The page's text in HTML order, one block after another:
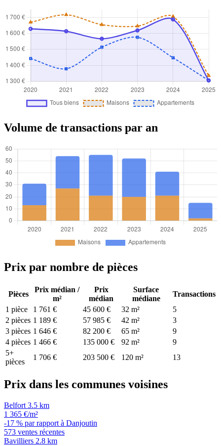
Volume de transactions par an
Prix par nombre de pièces
Pièces
Prix médian /
m²
Prix
médian
Surface
médiane
Transactions
1 pièce
1 761 € 45 600 € 32 m²
5
2 pièces 1 189 € 57 985 € 42 m²
3
3 pièces 1 646 € 82 200 € 65 m²
9
4 pièces 1 466 € 135 000 € 92 m²
9
5+
pièces
1 706 € 203 500 € 120 m² 13
Prix dans les communes voisines
Belfort 3.5 km
1 365 €/m²
-17 % par rapport à Danjoutin
573 ventes récentes
Bavilliers 2.8 km